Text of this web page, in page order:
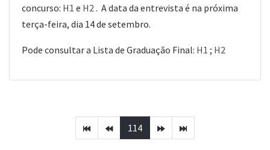
concurso: H1 e H2. A data da entrevista é na próxima
terça-feira, dia 14 de setembro.
Pode consultar a Lista de Graduação Final: H1 ; H2
114